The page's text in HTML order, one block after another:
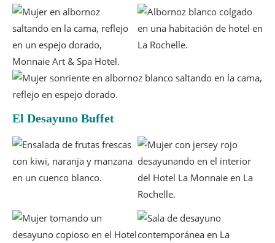
El Desayuno Buffet